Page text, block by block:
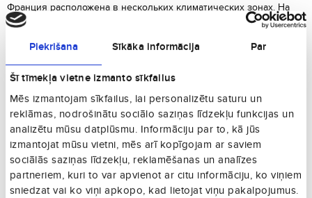
Piekrišana Sīkāka informācija Par
Šī tīmekļa vietne izmanto sīkfailus
Mēs izmantojam sīkfailus, lai personalizētu saturu un
reklāmas, nodrošinātu sociālo saziņas līdzekļu funkcijas un
analizētu mūsu datplūsmu. Informāciju par to, kā jūs
izmantojat mūsu vietni, mēs arī kopīgojam ar saviem
sociālās saziņas līdzekļu, reklamēšanas un analīzes
partneriem, kuri to var apvienot ar citu informāciju, ko viņiem
sniedzat vai ko viņi apkopo, kad lietojat viņu pakalpojumus.
Франция расположена в нескольких климатических зонах. На
юге царит тёплый средиземноморский климат, в Альпах –
температуры в течение года.
Что посмотреть и чем заняться?
Париж:Эйфелева башня, Лувр, Елисейские поля.
Лазурный берег:Ницца, Канны и Монако с элитными пляжами и
гламурной атмосферой.
Замки Луары:Величественные средневековые дворцы и
живописные пейзажи.
Французские Альпы:Горнолыжные курорты мирового уровня,
такие как Куршевель и Шамони.